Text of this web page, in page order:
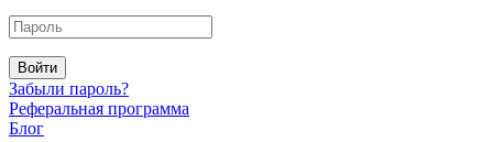
Войти
Забыли пароль?
Реферальная программа
Блог